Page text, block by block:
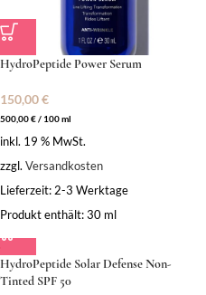
HydroPeptide Power Serum
150,00€
500,00€/ 100ml
inkl. 19 % MwSt.
zzgl. Versandkosten
Lieferzeit: 2-3 Werktage
Produkt enthält: 30 ml
HydroPeptide Solar Defense Non-
Tinted SPF 50